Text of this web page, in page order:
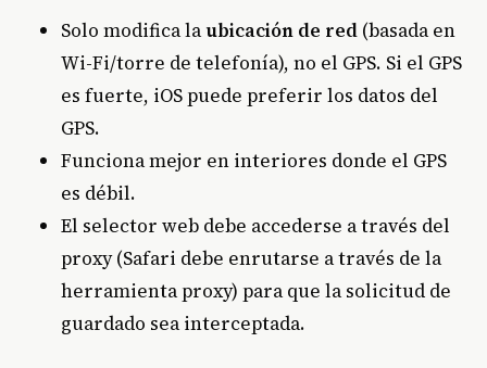
Solo modifica laubicación de red (basada en
Wi-Fi/torre de telefonía), no el GPS. Si el GPS
es fuerte, iOS puede preferir los datos del
GPS.
Funciona mejor en interiores donde el GPS
es débil.
El selector web debe accederse a través del
proxy (Safari debe enrutarse a través de la
herramienta proxy) para que la solicitud de
guardado sea interceptada.